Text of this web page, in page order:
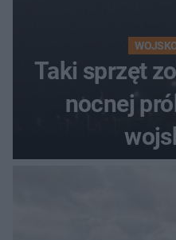
Taki sprzęt
nocnej